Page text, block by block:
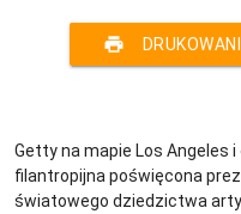
print
Getty na mapie Los Angeles
filantropijna poświęcona
światowego dziedzictwa